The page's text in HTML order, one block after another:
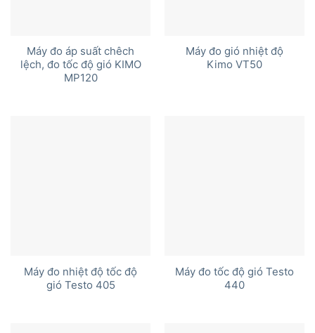
Máy đo áp suất chêch
lệch, đo tốc độ gió KIMO
MP120
Máy đo gió nhiệt độ
Kimo VT50
Máy đo nhiệt độ tốc độ
gió Testo 405
Máy đo tốc độ gió Testo
440